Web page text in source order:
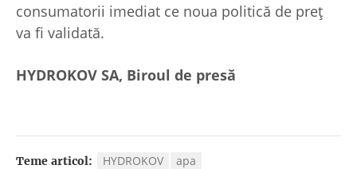
consumatorii imediat ce noua politică de preț
va fi validată.
HYDROKOV SA, Biroul de presă
Teme articol: HYDROKOV apa